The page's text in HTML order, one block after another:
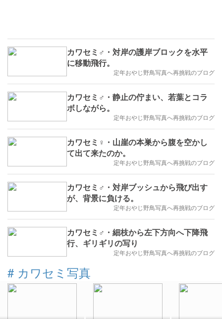
カワセミ♂・対岸の護岸ブロックを水平
に移動飛行。
定年おやじ野鳥写真へ再挑戦のブログ
カワセミ♂・静止の佇まい、若葉とコラ
ボしながら。
定年おやじ野鳥写真へ再挑戦のブログ
カワセミ♀・山崖の本巣から腹を空かし
て出て来たのか。
定年おやじ野鳥写真へ再挑戦のブログ
カワセミ♂・対岸ブッシュから飛び出す
が、背景に負ける。
定年おやじ野鳥写真へ再挑戦のブログ
カワセミ♂・細枝から左下方向へ下降飛
行、ギリギリの写り
定年おやじ野鳥写真へ再挑戦のブログ
# カワセミ写真